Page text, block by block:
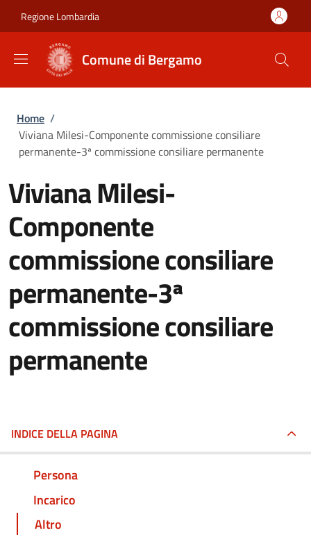
Regione Lombardia
Comune di Bergamo
Briciole di pane
Home /
Viviana Milesi-Componente commissione consiliare
permanente-3ª commissione consiliare permanente
Viviana Milesi-
Componente
commissione consiliare
permanente-3ª
commissione consiliare
permanente
INDICE DELLA PAGINA
Persona
Incarico
Altro